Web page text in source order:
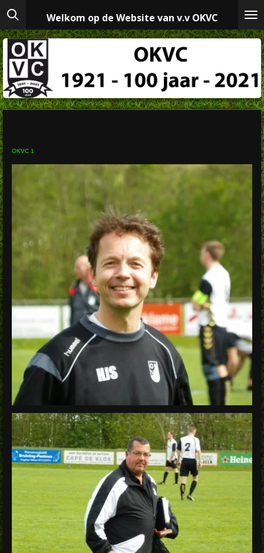
Ga
direct
naar
de
hoofdinhoud
Welkom op de Website van v.v OKVC
OKVC 1